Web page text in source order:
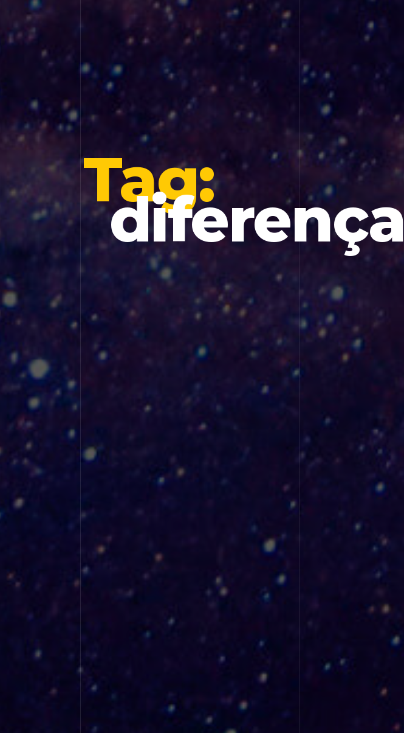
Tag:
diferença